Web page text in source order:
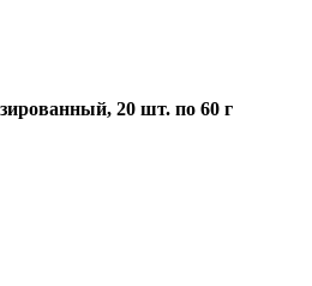
20 шт. по 60 г